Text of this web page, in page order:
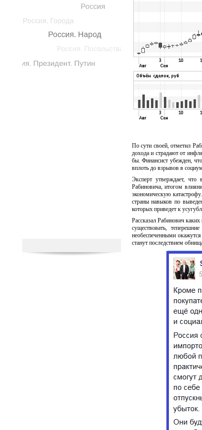
По сути своей, отметил
дохода и страдают от
бы. Финансист убежден,
вплоть до взрывов в
Эксперт утверждает,
Рабиновича, итогом
экономическую
страны навыков по
которых приведет к
Рассказал Рабинович
существовать,
необеспеченными
станут последствием